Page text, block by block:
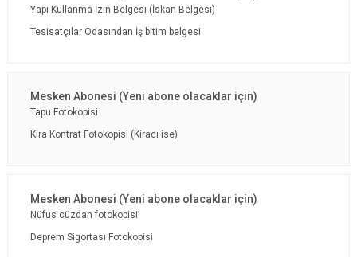
Yapı Kullanma İzin Belgesi (İskan Belgesi)
Tesisatçılar Odasından İş bitim belgesi
Tapu Fotokopisi
Kira Kontrat Fotokopisi (Kiracı ise)
Nüfus cüzdan fotokopisi
Deprem Sigortası Fotokopisi